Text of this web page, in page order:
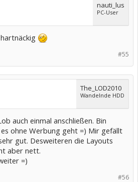
nauti_lus
PC-User
#55
The_LOD2010
Wandelnde HDD
auch einmal anschließen. Bin
ohne Werbung geht =) Mir gefällt
gut. Desweiteren die Layouts
aber nett.
=)
#56